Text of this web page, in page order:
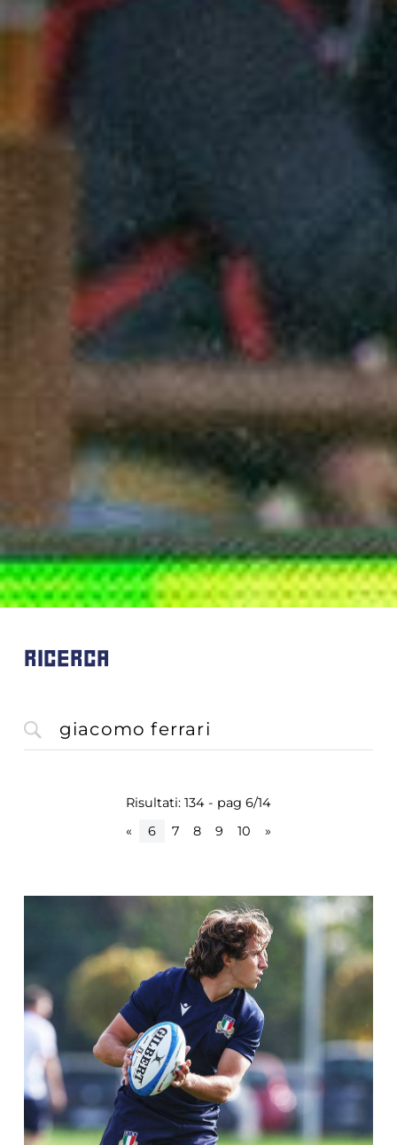
RICERCA
Risultati: 134 - pag 6/14
«
6 7 8 9 10 »